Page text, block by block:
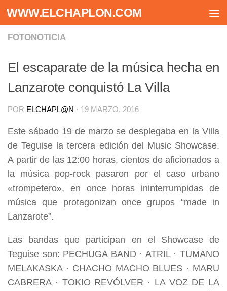
Saltar al contenido
WWW.ELCHAPLON.COM
FOTONOTICIA
El escaparate de la música hecha en
Lanzarote conquistó La Villa
POR ELCHAPL@N · 19 MARZO, 2016
Este sábado 19 de marzo se desplegaba en la Villa
de Teguise la tercera edición del Music Showcase.
A partir de las 12:00 horas, cientos de aficionados a
la música pop-rock pasaron por el caso urbano
«trompetero», en once horas ininterrumpidas de
música que protagonizan once grupos “made in
Lanzarote”.
Las bandas que participan en el Showcase de
Teguise son: PECHUGA BAND · ATRIL · TUMANO
MELAKASKA · CHACHO MACHO BLUES · MARU
CABRERA · TOKIO REVÓLVER · LA VOZ DE LA